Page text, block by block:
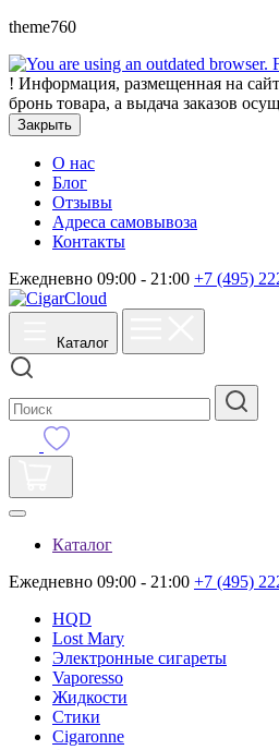
theme760
! Информация, размещенная на
бронь товара, а выдача заказов
Закрыть
О нас
Блог
Отзывы
Адреса самовывоза
Контакты
Ежедневно 09:00 - 21:00 +7 (495)
Каталог
Каталог
Ежедневно 09:00 - 21:00 +7 (495)
HQD
Lost Mary
Электронные сигареты
Vaporesso
Жидкости
Стики
Cigaronne